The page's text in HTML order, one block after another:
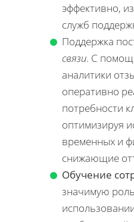
эффективно,
служб
Поддержка
связи. С
аналитики
оперативно
потребности
оптимизируя
временных и
снижающие
Обучение
значимую